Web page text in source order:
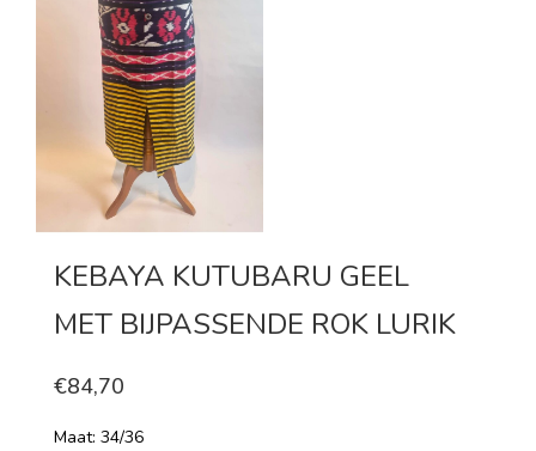
KEBAYA KUTUBARU GEEL
MET BIJPASSENDE ROK LURIK
€84,70
Maat: 34/36